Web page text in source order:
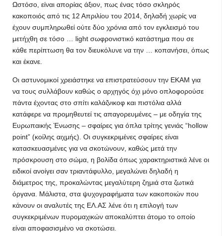
Ωστόσο, είναι απορίας άξιον, πως ένας τόσο σκληρός
κακοποιός από τις 12 Απριλίου του 2014, δηλαδή χωρίς να
έχουν συμπληρωθεί ούτε δύο χρόνια από τον εγκλεισμό του
μετήχθη σε τόσο … light σωφρονιστικό κατάστημα που σε
κάθε περίπτωση θα τον διευκόλυνε να την … κοπανήσει, όπως
και έκανε.
Οι αστυνομικοί χρειάστηκε να επιστρατεύσουν την ΕΚΑΜ για
να τους συλλάβουν καθώς ο αρχηγός όχι μόνο οπλοφορούσε
πάντα έχοντας στο σπίτι καλάζνικοφ και πιστόλια αλλά
κατάφερε να προμηθευτεί τις απαγορευμένες – με οδηγία της
Ευρωπαικής Ένωσης – σφαίρες για όπλα τρίτης γενιάς “hollow
point” (κοίλης αιχμής). Οι συγκεκριμένες σφαίρες είναι
κατασκευασμένες για να σκοτώνουν, καθώς μετά την
πρόσκρουση στο σώμα, η βολίδα όπως χαρακτηριστικά λένε οι
ειδικοί ανοίγει σαν τριαντάφυλλο, μεγαλώνει δηλαδή η
διάμετρος της, προκαλώντας μεγαλύτερη ζημιά στα ζωτικά
όργανα. Μάλιστα, στα ψυχογραφήματα των κακοποιών που
κάνουν οι αναλυτές της ΕΛ.ΑΣ λένε ότι η επιλογή των
συγκεκριμένων πυρομαχικών αποκαλύπτει άτομο το οποίο
είναι αποφασισμένο να σκοτώσει.